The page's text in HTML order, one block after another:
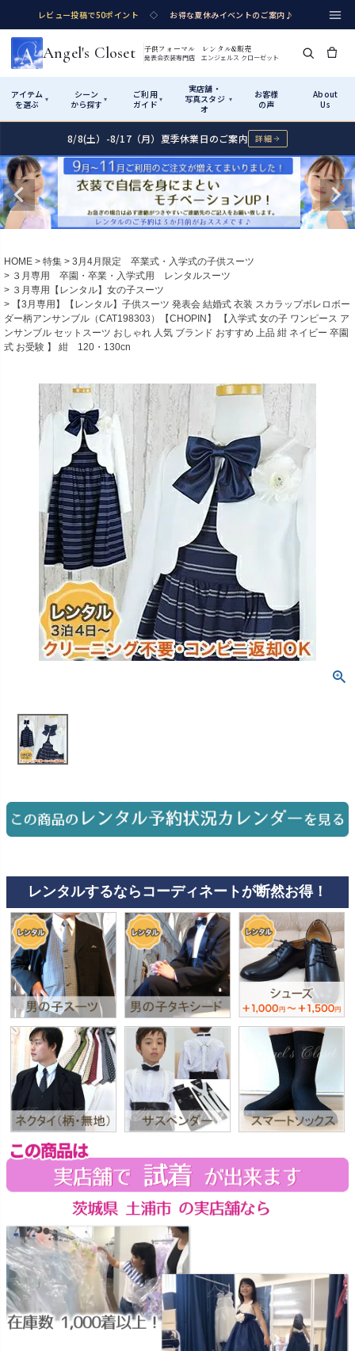
レビュー投稿で50ポイント ◇ お得な夏休みイベントのご案内♪
Angel's Closet 子供フォーマル レンタル&販売
発表会衣装専門店 エンジェルス クローゼット
アイテム
を選ぶ
▾
シーン
から探す ▾
ご利用
ガイド ▾
実店舗・
写真スタジ
オ
▾
お客様
の声
About
Us
Shop by Category アイテムから探す
カテゴリ詳細→ サイズで選ぶ→
Rental レンタル
女の子ドレス 男の子スーツ
小物・アクセ
アウター レディース
販売
コスチューム アウター
インナー・パニエ アクセサリー
Shop by Occasion シーンから探す
性別・サイズで絞り込む→
Recital & Concours
発表会・コンクール
舞台で輝くステージ衣装
Wedding
フラワーガール・リングボーイ・ゲ
スト
Graduation & Entrance
卒業式・入学式
きちんと感のあるフォーマル
Shichi-Go-San
七五三
3歳・5歳・7歳の晴れの日
How It Works ご利用ガイド
Startはじめに
01
レンタル・販売の入口
02 サイズの選び方
測り方と目安
03 Angel's Closetについて
Rentalレンタル
レンタルのご案内
予約・配送・返却・料金
レンタルの流れ
4ステップで簡単
あんしんパック
汚れ・キズ・破損の補償
Buy & Supportご購入・サポート
販売・共通のご案内
品質・返品・お手入れ
09 お問い合わせ
電話・メール・LINE
Visit Us 実店舗・写真スタジオ
Atelier
実店舗 つくば店
Tsukuba Boutique
茨城県土浦市大町14-16-1F
営業 10:00–18:00（完全予約制）
定休 月曜日
店舗を予約する →
Photography
対応 七五三・発表会・記念撮影
予約 Web または お電話
特典 ヘアメイク・着付け
スタジオを予約 →
8/8(土）-8/17（月）夏季休業日のご案内 詳細
HOME 特集
3月4月限定 卒業式・入学式の子供スーツ
３月専用 卒園・卒業・入学式用 レンタルスーツ
３月専用【レンタル】女の子スーツ
【3月専用】【レンタル】子供スーツ 発表会 結婚式 衣装 スカラップボレロボー
ダー柄アンサンブル（CAT198303）【CHOPIN】 【入学式 女の子 ワンピース ア
ンサンブル セットスーツ おしゃれ 人気 ブランド おすすめ 上品 紺 ネイビー 卒園
式 お受験 】 紺 120・130cn
レンタルするならコーディネートが断然お得！